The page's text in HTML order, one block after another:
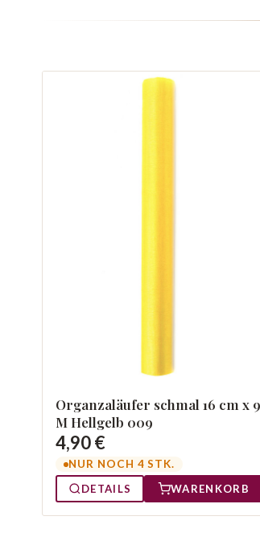
Organzaläufer schmal 16 cm x 9
M Hellgelb 009
4,90 €
NUR NOCH 4 STK.
DETAILS
WARENKORB